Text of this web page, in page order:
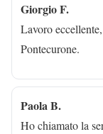
Giorgio F.
Lavoro
Pontecurone.
Paola B.
Ho chiamato la